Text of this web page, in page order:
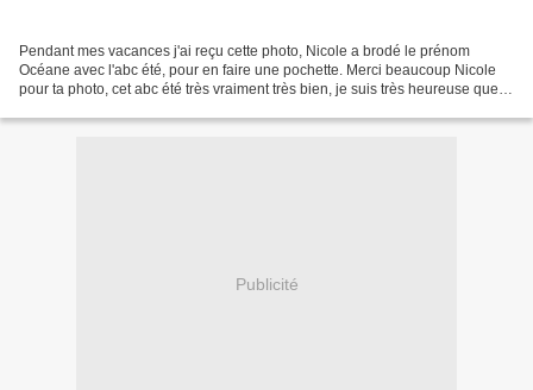
Pendant mes vacances j'ai reçu cette photo, Nicole a brodé le prénom
Océane avec l'abc été, pour en faire une pochette. Merci beaucoup Nicole
pour ta photo, cet abc été très vraiment très bien, je suis très heureuse que tu
Publicité